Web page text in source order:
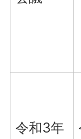
令和3年